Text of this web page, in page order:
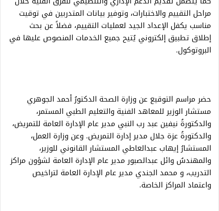
مراحل التقييم والاختبارات، وتوفير بيانات المتدربين في توقيت
مناسب يكفل الإعداد الجيد لعمليات التقييم، فضلاً عن بحث
إطلاق تطبيق إلكتروني يُتيح جميع الخدمات المنصوص عليها في
البروتوكول.
حضر مراسم التوقيع عن وزارة الصحة الدكتورُ أحمد الجوهري
مستشار الوزير للمعاهد الفنية والتعليم الطبي المستمر،
والدكتورةُ نيفين عبد رب النبي مدير عام الإدارة العامة للتمريض،
والدكتورةُ عزة جلال مدير إدارة التمريض. وعن وزارة العمل،
المستشارُ إيهاب عبدالعاطي المستشار القانوني للوزير،
والمهندسُ وائل عبدالصبور مدير عام الإدارة العامة لشؤون مراكز
التدريب، و محمد الجندي مدير عام الإدارة العامة لتراخيص
واعتماد المراكز الخاصة.